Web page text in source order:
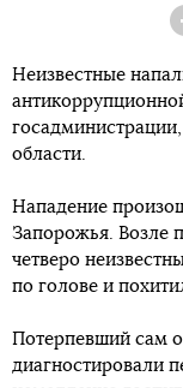
Неизвестные
госадминистрации,
области.
Нападение
Запорожья. Возле
четверо
по голове и
Потерпевший сам
диагностировали